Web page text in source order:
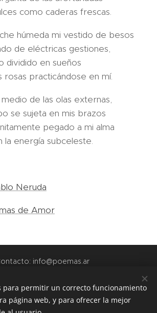
como caderas frescas.
húmeda mi vestido de besos
de eléctricas gestiones,
dividido en sueños
practicándose en mí.
de las olas externas,
se sujeta en mis brazos
pegado a mi alma
la energía subceleste.
Neruda
de Amor
info@poemas.ar
webs amigas:
para permitir un correcto funcionamiento
página web, y para ofrecer la mejor